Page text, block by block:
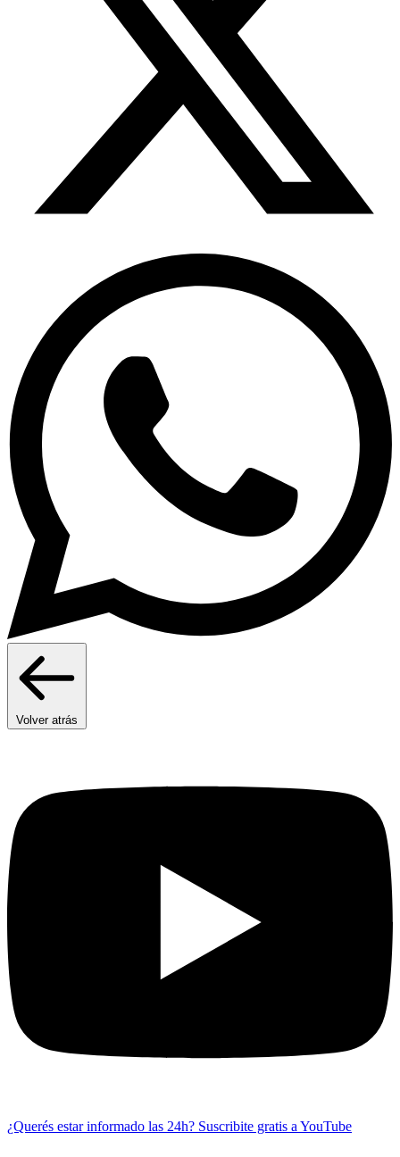
Volver atrás
¿Querés estar informado las 24h? Suscribite gratis a YouTube